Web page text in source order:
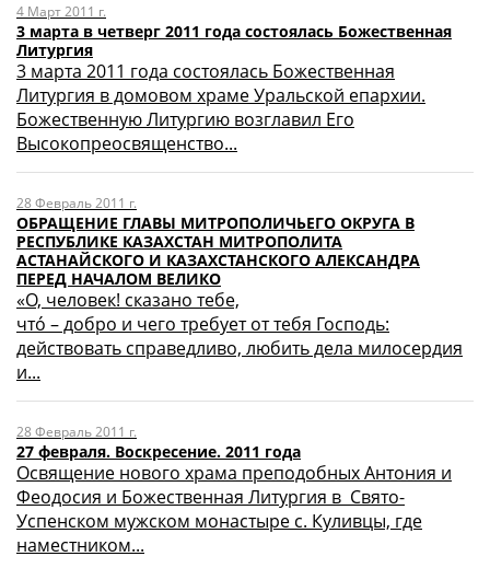
4 Март 2011 г.
3 марта в четверг 2011 года состоялась Божественная
Литургия
3 марта 2011 года состоялась Божественная
Литургия в домовом храме Уральской епархии.
Божественную Литургию возглавил Его
Высокопреосвященство...
28 Февраль 2011 г.
ОБРАЩЕНИЕ ГЛАВЫ МИТРОПОЛИЧЬЕГО ОКРУГА В
РЕСПУБЛИКЕ КАЗАХСТАН МИТРОПОЛИТА
АСТАНАЙСКОГО И КАЗАХСТАНСКОГО АЛЕКСАНДРА
ПЕРЕД НАЧАЛОМ ВЕЛИКО
«О, человек! ска­за­но тебе,
чтó – добро и чего требует от тебя Го­с­по­дь:
дей­с­т­во­­вать справедливо, любить дела мило­сердия
и...
28 Февраль 2011 г.
27 февраля. Воскресение. 2011 года
Освящение нового храма преподобных Антония и
Феодосия и Божественная Литургия в Свято-
Успенском мужском монастыре с. Куливцы, где
наместником...